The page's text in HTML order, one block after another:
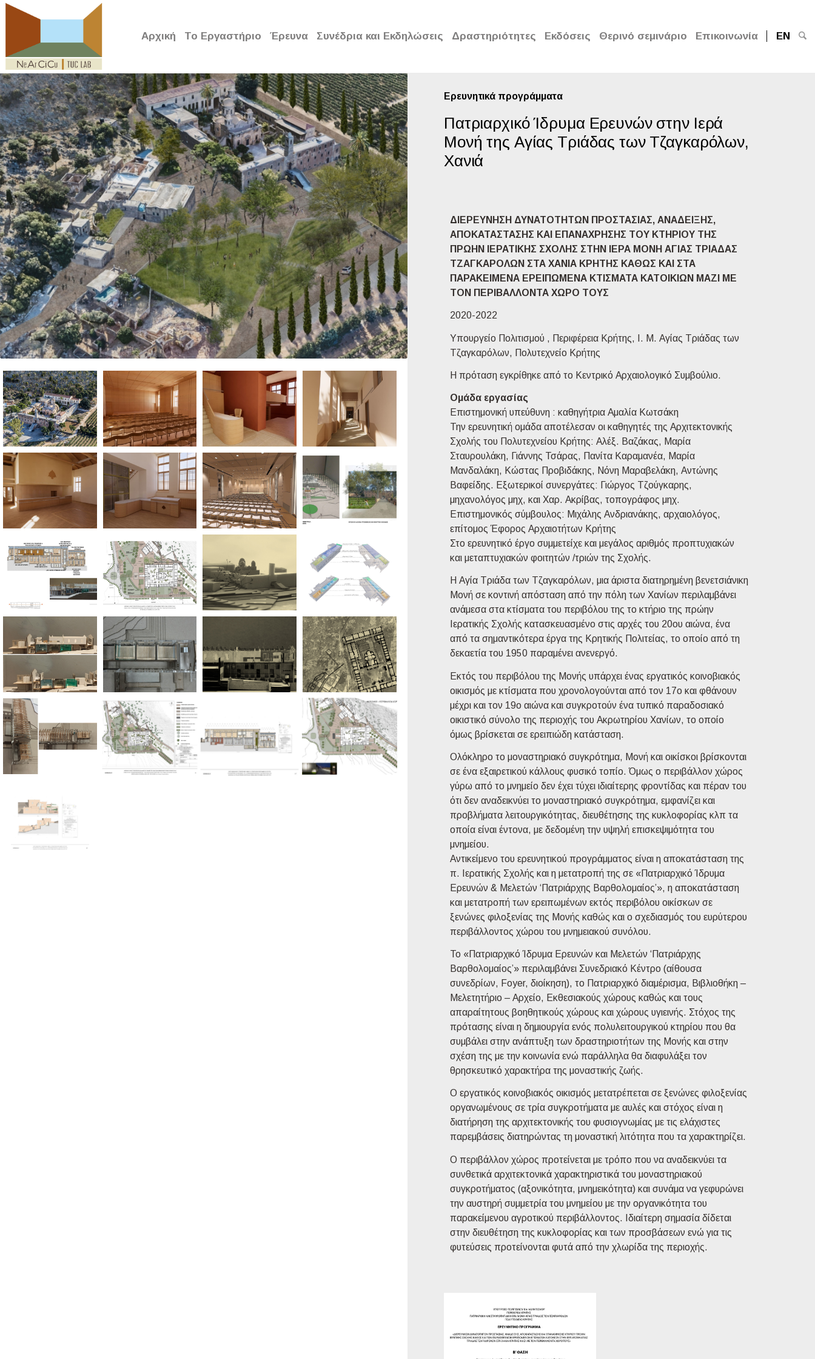
Αρχική Το Εργαστήριο Έρευνα Συνέδρια και Εκδηλώσεις Δραστηριότητες Εκδόσεις Θερινό σεμινάριο Επικοινωνία EN
Ερευνητικά προγράμματα
Πατριαρχικό Ίδρυμα Ερευνών στην Ιερά
Μονή της Αγίας Τριάδας των Τζαγκαρόλων,
Χανιά
ΔΙΕΡΕΥΝΗΣΗ ΔΥΝΑΤΟΤΗΤΩΝ ΠΡΟΣΤΑΣΙΑΣ, ΑΝΑΔΕΙΞΗΣ,
ΑΠΟΚΑΤΑΣΤΑΣΗΣ ΚΑΙ ΕΠΑΝΑΧΡΗΣΗΣ ΤΟΥ ΚΤΗΡΙΟΥ ΤΗΣ
ΠΡΩΗΝ ΙΕΡΑΤΙΚΗΣ ΣΧΟΛΗΣ ΣΤΗΝ ΙΕΡΑ ΜΟΝΗ ΑΓΙΑΣ ΤΡΙΑΔΑΣ
ΤΖΑΓΚΑΡΟΛΩΝ ΣΤΑ ΧΑΝΙΑ ΚΡΗΤΗΣ ΚΑΘΩΣ ΚΑΙ ΣΤΑ
ΠΑΡΑΚΕΙΜΕΝΑ ΕΡΕΙΠΩΜΕΝΑ ΚΤΙΣΜΑΤΑ ΚΑΤΟΙΚΙΩΝ ΜΑΖΙ ΜΕ
ΤΟΝ ΠΕΡΙΒΑΛΛΟΝΤΑ ΧΩΡΟ ΤΟΥΣ
2020-2022
Υπουργείο Πολιτισμού , Περιφέρεια Κρήτης, Ι. Μ. Αγίας Τριάδας των
Τζαγκαρόλων, Πολυτεχνείο Κρήτης
Η πρόταση εγκρίθηκε από το Κεντρικό Αρχαιολογικό Συμβούλιο.
Ομάδα εργασίας
Επιστημονική υπεύθυνη : καθηγήτρια Αμαλία Κωτσάκη
Την ερευνητική ομάδα αποτέλεσαν οι καθηγητές της Αρχιτεκτονικής
Σχολής του Πολυτεχνείου Κρήτης: Αλέξ. Βαζάκας, Μαρία
Σταυρουλάκη, Γιάννης Τσάρας, Πανίτα Καραμανέα, Μαρία
Μανδαλάκη, Κώστας Προβιδάκης, Νόνη Μαραβελάκη, Αντώνης
Βαφείδης. Εξωτερικοί συνεργάτες: Γιώργος Τζούγκαρης,
μηχανολόγος μηχ, και Χαρ. Ακρίβας, τοπογράφος μηχ.
Επιστημονικός σύμβουλος: Μιχάλης Ανδριανάκης, αρχαιολόγος,
επίτομος Έφορος Αρχαιοτήτων Κρήτης
Στο ερευνητικό έργο συμμετείχε και μεγάλος αριθμός προπτυχιακών
και μεταπτυχιακών φοιτητών /τριών της Σχολής.
Η Αγία Τριάδα των Τζαγκαρόλων, μια άριστα διατηρημένη βενετσιάνικη
Μονή σε κοντινή απόσταση από την πόλη των Χανίων περιλαμβάνει
ανάμεσα στα κτίσματα του περιβόλου της το κτήριο της πρώην
Ιερατικής Σχολής κατασκευασμένο στις αρχές του 20ου αιώνα, ένα
από τα σημαντικότερα έργα της Κρητικής Πολιτείας, το οποίο από τη
δεκαετία του 1950 παραμένει ανενεργό.
Εκτός του περιβόλου της Μονής υπάρχει ένας εργατικός κοινοβιακός
οικισμός με κτίσματα που χρονολογούνται από τον 17ο και φθάνουν
μέχρι και τον 19ο αιώνα και συγκροτούν ένα τυπικό παραδοσιακό
οικιστικό σύνολο της περιοχής του Ακρωτηρίου Χανίων, το οποίο
όμως βρίσκεται σε ερειπιώδη κατάσταση.
Ολόκληρο το μοναστηριακό συγκρότημα, Μονή και οικίσκοι βρίσκονται
σε ένα εξαιρετικού κάλλους φυσικό τοπίο. Όμως ο περιβάλλον χώρος
γύρω από το μνημείο δεν έχει τύχει ιδιαίτερης φροντίδας και πέραν του
ότι δεν αναδεικνύει το μοναστηριακό συγκρότημα, εμφανίζει και
προβλήματα λειτουργικότητας, διευθέτησης της κυκλοφορίας κλπ τα
οποία είναι έντονα, με δεδομένη την υψηλή επισκεψιμότητα του
μνημείου.
Αντικείμενο του ερευνητικού προγράμματος είναι η αποκατάσταση της
π. Ιερατικής Σχολής και η μετατροπή της σε «Πατριαρχικό Ίδρυμα
Ερευνών & Μελετών ‘Πατριάρχης Βαρθολομαίος’», η αποκατάσταση
και μετατροπή των ερειπωμένων εκτός περιβόλου οικίσκων σε
ξενώνες φιλοξενίας της Μονής καθώς και ο σχεδιασμός του ευρύτερου
περιβάλλοντος χώρου του μνημειακού συνόλου.
Το «Πατριαρχικό Ίδρυμα Ερευνών και Μελετών ‘Πατριάρχης
Βαρθολομαίος’» περιλαμβάνει Συνεδριακό Κέντρο (αίθουσα
συνεδρίων, Foyer, διοίκηση), το Πατριαρχικό διαμέρισμα, Βιβλιοθήκη –
Μελετητήριο – Αρχείο, Εκθεσιακούς χώρους καθώς και τους
απαραίτητους βοηθητικούς χώρους και χώρους υγιεινής. Στόχος της
πρότασης είναι η δημιουργία ενός πολυλειτουργικού κτηρίου που θα
συμβάλει στην ανάπτυξη των δραστηριοτήτων της Μονής και στην
σχέση της με την κοινωνία ενώ παράλληλα θα διαφυλάξει τον
θρησκευτικό χαρακτήρα της μοναστικής ζωής.
Ο εργατικός κοινοβιακός οικισμός μετατρέπεται σε ξενώνες φιλοξενίας
οργανωμένους σε τρία συγκροτήματα με αυλές και στόχος είναι η
διατήρηση της αρχιτεκτονικής του φυσιογνωμίας με τις ελάχιστες
παρεμβάσεις διατηρώντας τη μοναστική λιτότητα που τα χαρακτηρίζει.
Ο περιβάλλον χώρος προτείνεται με τρόπο που να αναδεικνύει τα
συνθετικά αρχιτεκτονικά χαρακτηριστικά του μοναστηριακού
συγκροτήματος (αξονικότητα, μνημεικότητα) και συνάμα να γεφυρώνει
την αυστηρή συμμετρία του μνημείου με την οργανικότητα του
παρακείμενου αγροτικού περιβάλλοντος. Ιδιαίτερη σημασία δίδεται
στην διευθέτηση της κυκλοφορίας και των προσβάσεων ενώ για τις
φυτεύσεις προτείνονται φυτά από την χλωρίδα της περιοχής.